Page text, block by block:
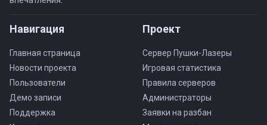
Навигация
Главная страница
Новости проекта
Пользователи
Демо записи
Поддержка
Проект
Сервер Пушки-Лазеры
Игровая статистика
Правила серверов
Администраторы
Заявки на разбан